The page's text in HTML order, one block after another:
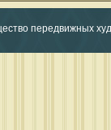
передвижных